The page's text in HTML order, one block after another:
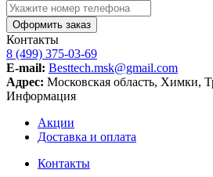
Оформить заказ
Контакты
8 (499) 375-03-69
E-mail: Besttech.msk@gmail.com
Адрес: Московская область, Химки,
Информация
Акции
Доставка и оплата
Контакты